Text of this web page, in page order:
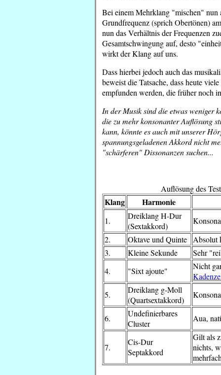
Bei einem Mehrklang "mischen"
Grundfrequenz (sprich Obertönen)
nun das Verhältnis der Frequenzen
Gesamtschwingung auf, desto
wirkt der Klang auf uns.
Dass hierbei jedoch auch das
beweist die Tatsache, dass heute
empfunden werden, die früher noch
In der Musik sind die etwas weniger
die zu mehr konsonanter Auflösung
kann, könnte es auch mit unserer
spannungsgeladenen Akkord nicht
"schärferen" Dissonanzen suchen...
Auflösung des
Klang Harmonie
1.
Dreiklang H-Dur
(Sextakkord)
2.
Oktave und Quinte
Absolut
3.
Kleine Sekunde
Sehr
4.
"Sixt ajoute"
Nicht
5.
Dreiklang g-Moll
(Quartsextakkord)
6.
Undefinierbares
Cluster
Aua,
7.
Cis-Dur
Septakkord
Gilt als
nichts,